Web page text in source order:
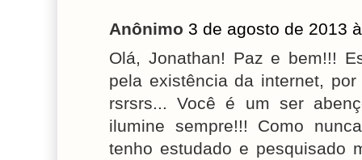
Anônimo 3 de agosto de 2013
Olá, Jonathan! Paz e bem!!!
pela existência da internet,
rsrsrs... Você é um ser
ilumine sempre!!! Como
tenho estudado e pesquisado